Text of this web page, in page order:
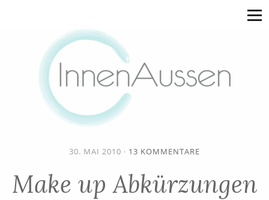
30. MAI 2010 · 13 KOMMENTARE
Make up Abkürzungen